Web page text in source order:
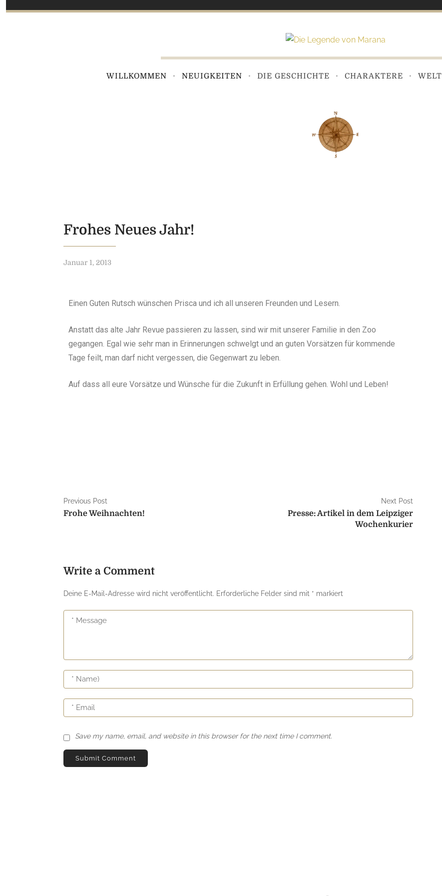
WILLKOMMEN NEUIGKEITEN DIE GESCHICHTE CHARAKTERE WELT
Frohes Neues Jahr!
Januar 1, 2013
Einen Guten Rutsch wünschen Prisca und ich all unseren Freunden und Lesern.
Anstatt das alte Jahr Revue passieren zu lassen, sind wir mit unserer Familie in den Zoo
gegangen. Egal wie sehr man in Erinnerungen schwelgt und an guten Vorsätzen für kommende
Tage feilt, man darf nicht vergessen, die Gegenwart zu leben.
Auf dass all eure Vorsätze und Wünsche für die Zukunft in Erfüllung gehen. Wohl und Leben!
Previous Post
Frohe Weihnachten!
Next Post
Presse: Artikel in dem Leipziger
Wochenkurier
Write a Comment
Deine E-Mail-Adresse wird nicht veröffentlicht. Erforderliche Felder sind mit * markiert
Save my name, email, and website in this browser for the next time I comment.